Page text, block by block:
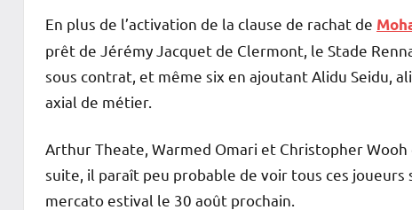
En plus de l’activation de la clause de rachat de
prêt de Jérémy Jacquet de Clermont, le Stade
sous contrat, et même six en ajoutant Alidu Seidu,
axial de métier.
Arthur Theate, Warmed Omari et Christopher
suite, il paraît peu probable de voir tous ces
mercato estival le 30 août prochain.